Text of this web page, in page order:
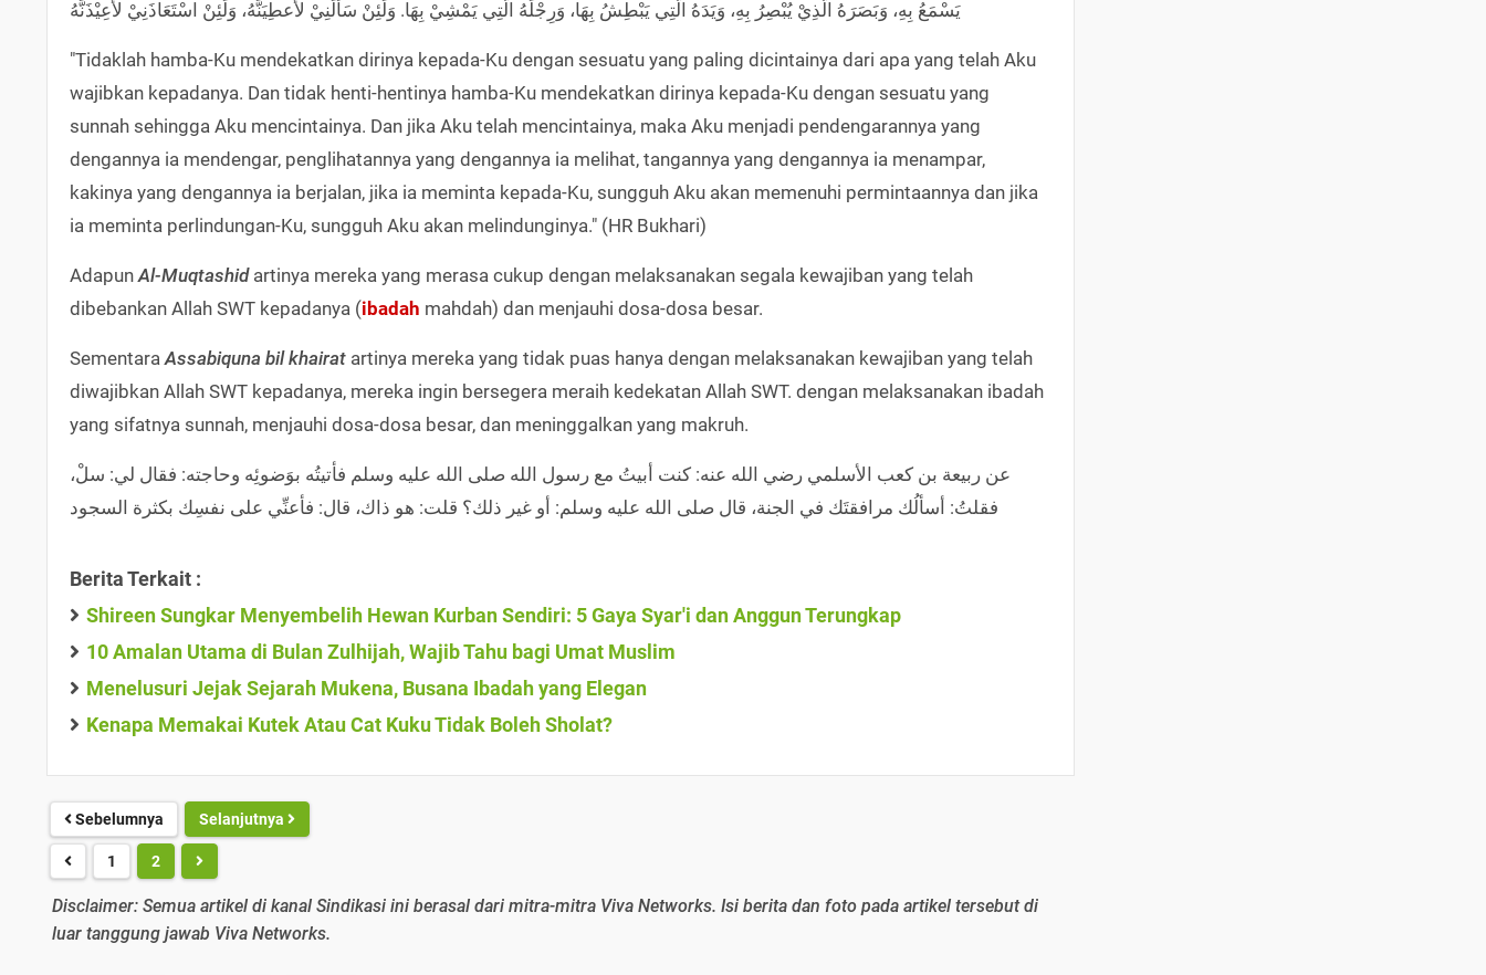
يَسْمَعُ بِهِ، وَبَصَرَهُ الَّذِيْ يُبْصِرُ بِهِ، وَيَدَهُ الَّتِي يَبْطِشُ بِهَا، وَرِجْلَهُ الَّتِي يَمْشِيْ بِهَا. وَلَئِنْ سَأَلَنِيْ لأُعطِيَنَّهُ، وَلَئِنْ اسْتَعَاذَنِيْ لأُعِيْذَنَّهُ
"Tidaklah hamba-Ku mendekatkan dirinya kepada-Ku dengan sesuatu yang paling dicintainya dari apa yang telah Aku
wajibkan kepadanya. Dan tidak henti-hentinya hamba-Ku mendekatkan dirinya kepada-Ku dengan sesuatu yang
sunnah sehingga Aku mencintainya. Dan jika Aku telah mencintainya, maka Aku menjadi pendengarannya yang
dengannya ia mendengar, penglihatannya yang dengannya ia melihat, tangannya yang dengannya ia menampar,
kakinya yang dengannya ia berjalan, jika ia meminta kepada-Ku, sungguh Aku akan memenuhi permintaannya dan jika
ia meminta perlindungan-Ku, sungguh Aku akan melindunginya." (HR Bukhari)
Adapun Al-Muqtashidartinya mereka yang merasa cukup dengan melaksanakan segala kewajiban yang telah
dibebankan Allah SWT kepadanya (ibadah mahdah) dan menjauhi dosa-dosa besar.
Sementara Assabiquna bil khairat artinya mereka yang tidak puas hanya dengan melaksanakan kewajiban yang telah
diwajibkan Allah SWT kepadanya, mereka ingin bersegera meraih kedekatan Allah SWT. dengan melaksanakan ibadah
yang sifatnya sunnah, menjauhi dosa-dosa besar, dan meninggalkan yang makruh.
عن ربيعة بن كعب الأسلمي رضي الله عنه: كنت أبيتُ مع رسول الله صلى الله عليه وسلم فأتيتُه بوَضوئِه وحاجته: فقال لي: سلْ،
Berita Terkait :
Shireen Sungkar Menyembelih Hewan Kurban Sendiri: 5 Gaya Syar'i dan Anggun Terungkap
10 Amalan Utama di Bulan Zulhijah, Wajib Tahu bagi Umat Muslim
Menelusuri Jejak Sejarah Mukena, Busana Ibadah yang Elegan
Kenapa Memakai Kutek Atau Cat Kuku Tidak Boleh Sholat?
Sebelumnya Selanjutnya
1 2
Disclaimer: Semua artikel di kanal Sindikasi ini berasal dari mitra-mitra Viva Networks. Isi berita dan foto pada artikel tersebut di
luar tanggung jawab Viva Networks.